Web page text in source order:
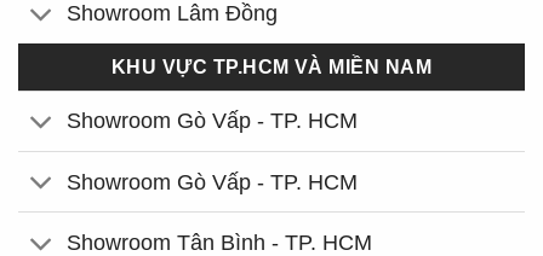
Showroom Lâm Đồng
KHU VỰC TP.HCM VÀ MIỀN NAM
Showroom Gò Vấp - TP. HCM
Showroom Gò Vấp - TP. HCM
Showroom Tân Bình - TP. HCM